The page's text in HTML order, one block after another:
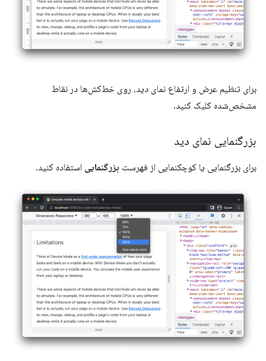
برای تنظیم عرض و ارتفاع نمای دید، روی خط‌کش‌ها در نقاط
مشخص‌شده کلیک کنید.
بزرگنمایی نمای دید
برای بزرگنمایی یا کوچکنمایی از فهرست بزرگنمایی استفاده کنید.